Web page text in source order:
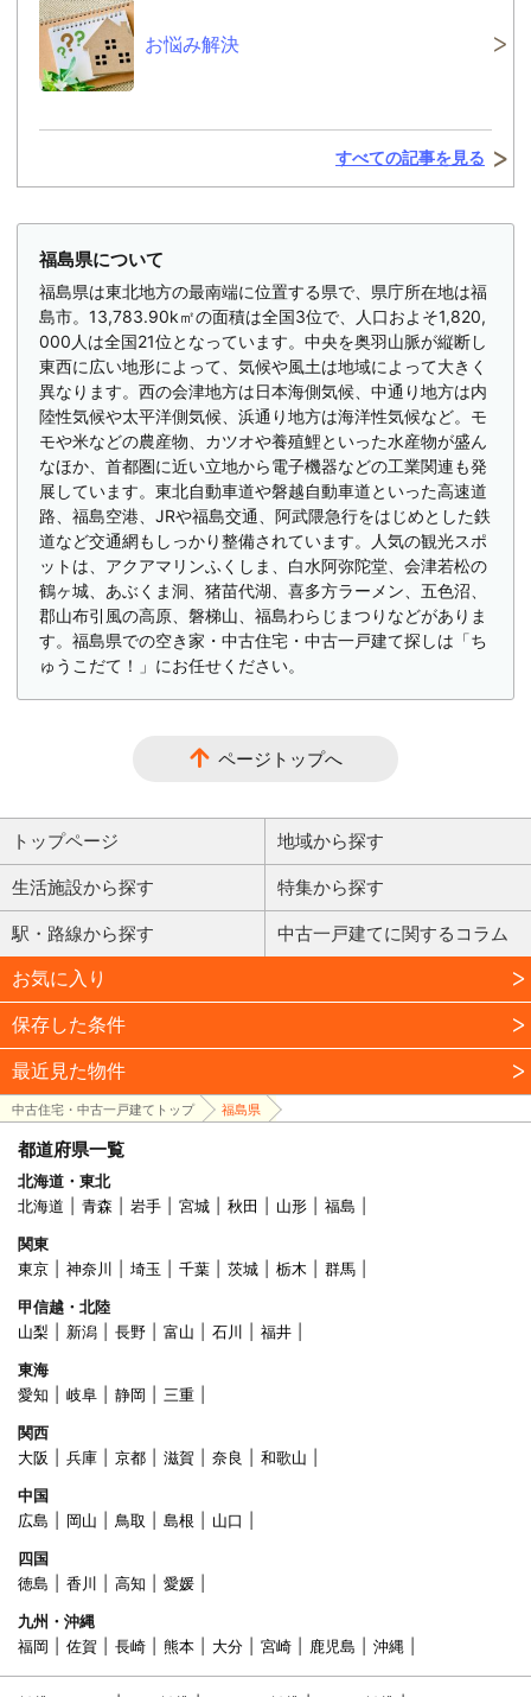
お悩み解決
すべての記事を見る
福島県について
福島県は東北地方の最南端に位置する県で、県庁所在地は福
島市。13,783.90k㎡の面積は全国3位で、人口およそ1,820,
000人は全国21位となっています。中央を奥羽山脈が縦断し
東西に広い地形によって、気候や風土は地域によって大きく
異なります。西の会津地方は日本海側気候、中通り地方は内
陸性気候や太平洋側気候、浜通り地方は海洋性気候など。モ
モや米などの農産物、カツオや養殖鯉といった水産物が盛ん
なほか、首都圏に近い立地から電子機器などの工業関連も発
展しています。東北自動車道や磐越自動車道といった高速道
路、福島空港、JRや福島交通、阿武隈急行をはじめとした鉄
道など交通網もしっかり整備されています。人気の観光スポ
ットは、アクアマリンふくしま、白水阿弥陀堂、会津若松の
鶴ヶ城、あぶくま洞、猪苗代湖、喜多方ラーメン、五色沼、
郡山布引風の高原、磐梯山、福島わらじまつりなどがありま
す。福島県での空き家・中古住宅・中古一戸建て探しは「ち
ゅうこだて！」にお任せください。
ページトップへ
トップページ 地域から探す
生活施設から探す 特集から探す
駅・路線から探す 中古一戸建てに関するコラム
お気に入り
保存した条件
最近見た物件
中古住宅・中古一戸建てトップ 福島県
都道府県一覧
北海道・東北
北海道
青森 岩手 宮城 秋田 山形
福島
関東
東京
神奈川 埼玉 千葉 茨城 栃木
群馬
甲信越・北陸
山梨
新潟 長野 富山 石川
福井
東海
愛知
岐阜 静岡
三重
関西
大阪
兵庫 京都 滋賀 奈良
和歌山
中国
広島
岡山 鳥取 島根
山口
四国
徳島
香川 高知
愛媛
九州・沖縄
福岡
佐賀 長崎 熊本 大分 宮崎 鹿児島 沖縄